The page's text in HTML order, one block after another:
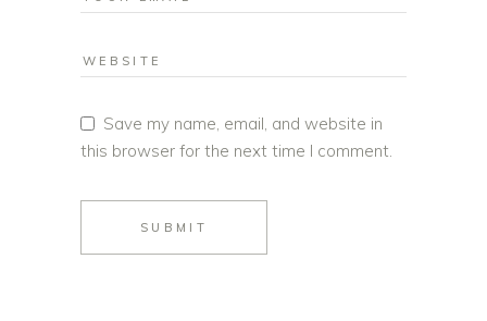
Save my name, email, and website in
this browser for the next time I comment.
SUBMIT